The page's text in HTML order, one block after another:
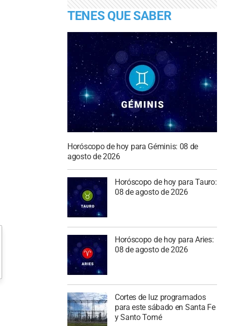
TENES QUE SABER
Horóscopo de hoy para Géminis: 08 de
agosto de 2026
Horóscopo de hoy para Tauro:
08 de agosto de 2026
Horóscopo de hoy para Aries:
08 de agosto de 2026
Cortes de luz programados
para este sábado en Santa Fe
y Santo Tomé